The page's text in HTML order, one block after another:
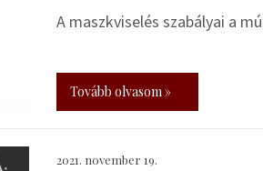
A maszkviselés szabályai a
Tovább olvasom »
2021. november 19.